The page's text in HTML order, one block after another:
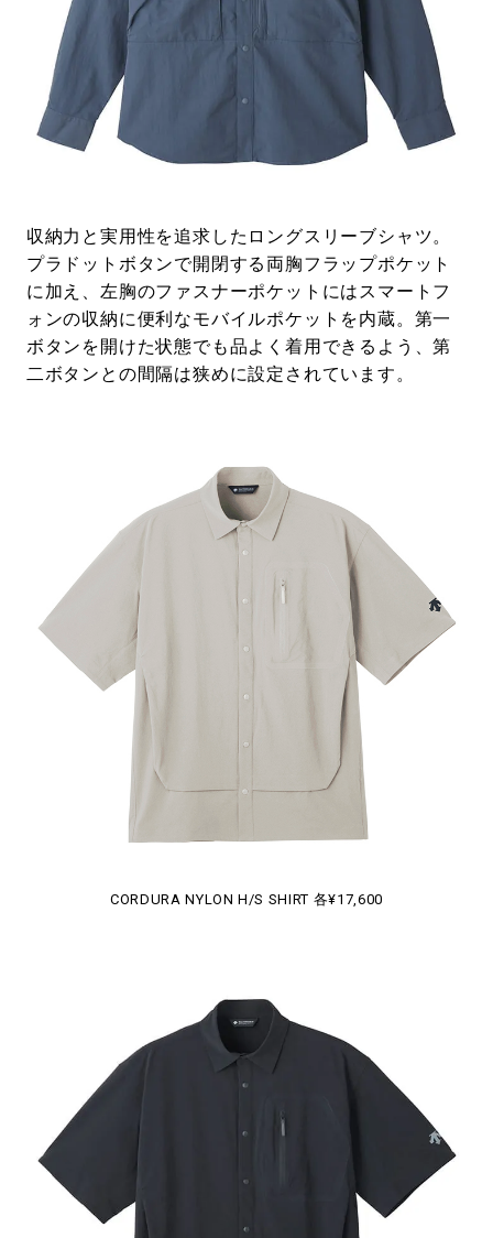
収納力と実用性を追求したロングスリーブシャツ。
プラドットボタンで開閉する両胸フラップポケット
に加え、左胸のファスナーポケットにはスマートフ
ォンの収納に便利なモバイルポケットを内蔵。第一
ボタンを開けた状態でも品よく着用できるよう、第
二ボタンとの間隔は狭めに設定されています。
CORDURA NYLON H/S SHIRT 各¥17,600